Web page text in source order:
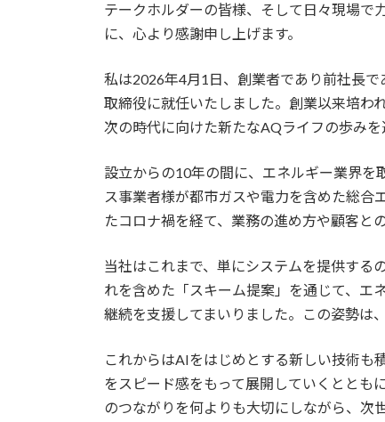
テークホルダーの皆様、そして日々現場で
に、心より感謝申し上げます。
私は2026年4月1日、創業者であり前社長
取締役に就任いたしました。創業以来培わ
次の時代に向けた新たなAQライフの歩みを
設立からの10年の間に、エネルギー業界を
ス事業者様が都市ガスや電力を含めた総合
たコロナ禍を経て、業務の進め方や顧客と
当社はこれまで、単にシステムを提供する
れを含めた「スキーム提案」を通じて、エ
継続を支援してまいりました。この姿勢は
これからはAIをはじめとする新しい技術も
をスピード感をもって展開していくととも
のつながりを何よりも大切にしながら、次